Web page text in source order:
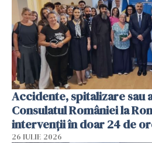
Accidente, spitalizare sau
Consulatul României la
intervenții în doar 24 de
26 IULIE 2026